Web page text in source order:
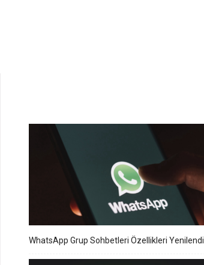
WhatsApp Grup Sohbetleri Özellikleri Yenilendi